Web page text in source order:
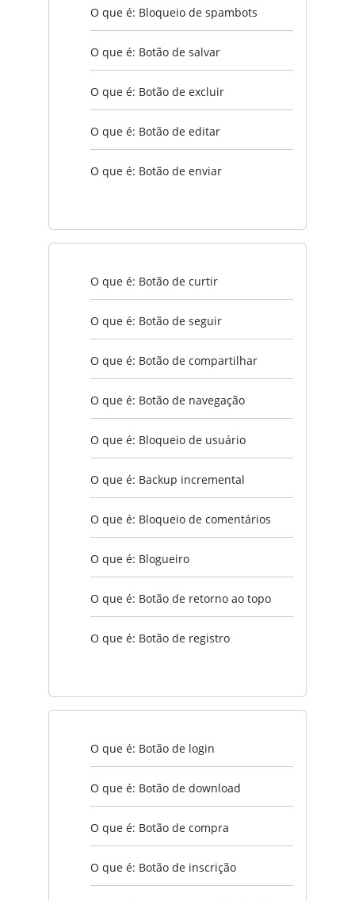
O que é: Bloqueio de spambots
O que é: Botão de salvar
O que é: Botão de excluir
O que é: Botão de editar
O que é: Botão de enviar
O que é: Botão de curtir
O que é: Botão de seguir
O que é: Botão de compartilhar
O que é: Botão de navegação
O que é: Bloqueio de usuário
O que é: Backup incremental
O que é: Bloqueio de comentários
O que é: Blogueiro
O que é: Botão de retorno ao topo
O que é: Botão de registro
O que é: Botão de login
O que é: Botão de download
O que é: Botão de compra
O que é: Botão de inscrição